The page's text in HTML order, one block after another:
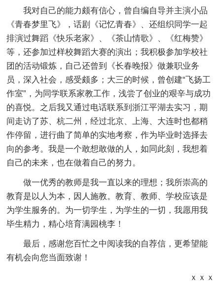
我对自己的能力颇有信心，曾自编自导并主演小品
《青春梦里飞》，话剧《记忆青春》、还组织同学一起
排演过舞蹈《快乐老家》、《茶山情歌》、《红梅赞》
等，还参加过样校舞蹈大赛的演出；我积极参加学校社
团的活动锻炼，自己还曾到《长春晚报》做兼职业务
员，深入社会，感受颇多；大三的时候，曾创建“飞扬工
作室”，为同学联系家教工作，浅尝了创业的艰辛与成功
的喜悦。之后我又通过电话联系到浙江平湖去实习，期
间走访了苏、杭二州，经过北京、上海、大连时也都稍
作停留，进行曲了简单的实地考察，作为毕业时选择去
向的参考。我是一个敢想敢做的人，如同此刻，我想着
自己的未来，也在做着自己的努力。
做一优秀的教师是我一直以来的理想；我所崇高的
教育是以人为本，因人施教。教育、教师、学校应该是
为学生服务的。为一切学生，为学生的一切，我愿用我
毕生精力，精心培育满园桃李！
最后，感谢您百忙之中阅读我的自荐信，更希望能
有机会向您当面致谢！
ｘｘｘ